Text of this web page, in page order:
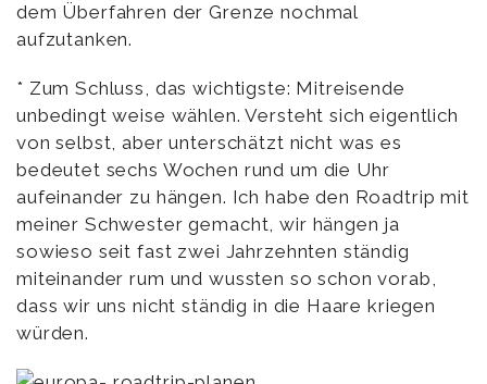
dem Überfahren der Grenze nochmal
aufzutanken.
* Zum Schluss, das wichtigste: Mitreisende
unbedingt weise wählen. Versteht sich eigentlich
von selbst, aber unterschätzt nicht was es
bedeutet sechs Wochen rund um die Uhr
aufeinander zu hängen. Ich habe den Roadtrip mit
meiner Schwester gemacht, wir hängen ja
sowieso seit fast zwei Jahrzehnten ständig
miteinander rum und wussten so schon vorab,
dass wir uns nicht ständig in die Haare kriegen
würden.